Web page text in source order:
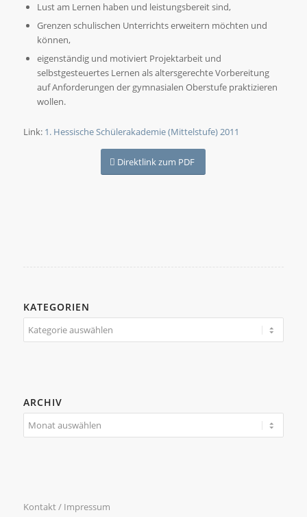
Lust am Lernen haben und leistungsbereit sind,
Grenzen schulischen Unterrichts erweitern möchten und
können,
eigenständig und motiviert Projektarbeit und
selbstgesteuertes Lernen als altersgerechte Vorbereitung
auf Anforderungen der gymnasialen Oberstufe praktizieren
wollen.
Link: 1. Hessische Schülerakademie (Mittelstufe) 2011
Direktlink zum PDF
KATEGORIEN
Kategorien
ARCHIV
Kontakt / Impressum